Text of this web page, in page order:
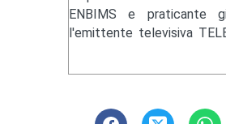
ENBIMS e praticante
l'emittente televisiva